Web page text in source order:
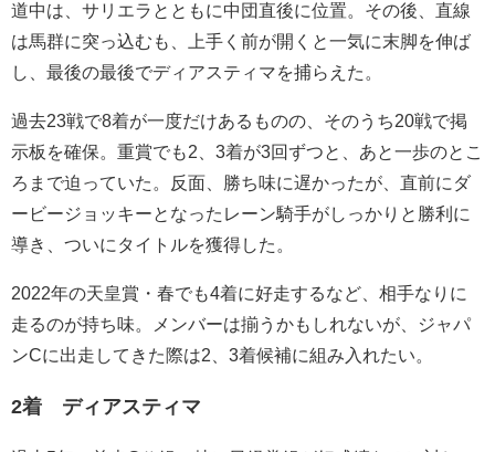
道中は、サリエラとともに中団直後に位置。その後、直線
は馬群に突っ込むも、上手く前が開くと一気に末脚を伸ば
し、最後の最後でディアスティマを捕らえた。
過去23戦で8着が一度だけあるものの、そのうち20戦で掲
示板を確保。重賞でも2、3着が3回ずつと、あと一歩のとこ
ろまで迫っていた。反面、勝ち味に遅かったが、直前にダ
ービージョッキーとなったレーン騎手がしっかりと勝利に
導き、ついにタイトルを獲得した。
2022年の天皇賞・春でも4着に好走するなど、相手なりに
走るのが持ち味。メンバーは揃うかもしれないが、ジャパ
ンCに出走してきた際は2、3着候補に組み入れたい。
2着 ディアスティマ